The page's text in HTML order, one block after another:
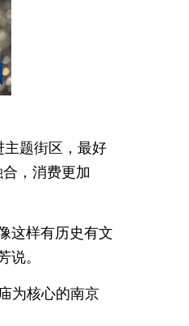
题街区，最好
，消费更加
这样有历史有文
说。
为核心的南京